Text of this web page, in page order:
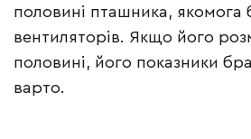
половині пташника, якомога
вентиляторів. Якщо його
половині, його показники
варто.